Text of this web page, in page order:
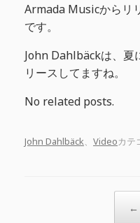
Armada Musicからリ
です。
John Dahlbäckは、夏
リースしてますね。
No related posts.
John Dahlbäck、 Videoカテ
←